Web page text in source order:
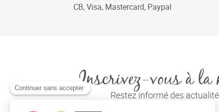
CB, Visa, Mastercard, Paypal
Inscrivez-vous à la
Restez informé des